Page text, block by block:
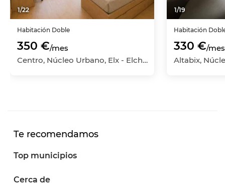
1/22
Habitación Doble
350 €/mes
Centro, Núcleo Urbano, Elx - Elche, Alicante
1/19
Habitación
330 €/mes
Te recomendamos
Top municipios
Cerca de